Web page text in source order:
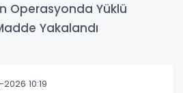
Operasyonda Yüklü
Yakalandı
10:19